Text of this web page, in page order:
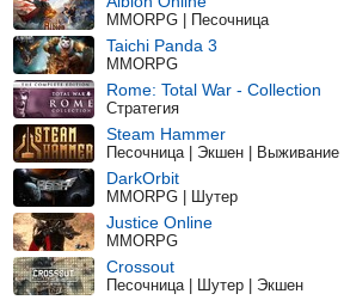
MMORPG | Песочница
Taichi Panda 3
MMORPG
Rome: Total War - Collection
Стратегия
Steam Hammer
Песочница | Экшен | Выживание
DarkOrbit
MMORPG | Шутер
Justice Online
MMORPG
Crossout
Песочница | Шутер | Экшен